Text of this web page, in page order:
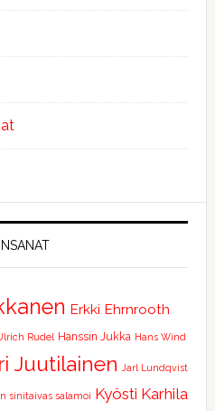
Erkki Ehrnrooth
Rudel Hanssin Jukka Hans Wind
Juutilainen Jarl Lundqvist
sinitaivas salamoi Kyösti Karhila